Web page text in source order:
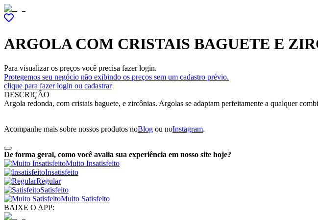
ARGOLA COM CRISTAIS BAGUETE E
Para visualizar os preços você precisa fazer login.
Protegemos seu negócio não exibindo os preços sem um cadastro prévio.
clique para fazer login ou cadastrar
DESCRIÇÃO
Argola redonda, com cristais baguete, e zircônias. Argolas se adaptam perfeitamente a qualquer
Acompanhe mais sobre nossos produtos noBlog ou noInstagram.
De forma geral, como você avalia sua experiência em nosso site hoje?
Muito Insatisfeito
Insatisfeito
Regular
Satisfeito
Muito Satisfeito
BAIXE O APP: